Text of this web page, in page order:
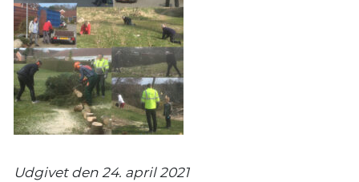
Udgivet den 24. april 2021